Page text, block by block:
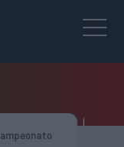
Skate Italia